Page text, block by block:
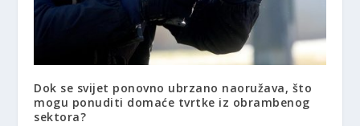
Dok se svijet ponovno ubrzano naoružava, što
mogu ponuditi domaće tvrtke iz obrambenog
sektora?